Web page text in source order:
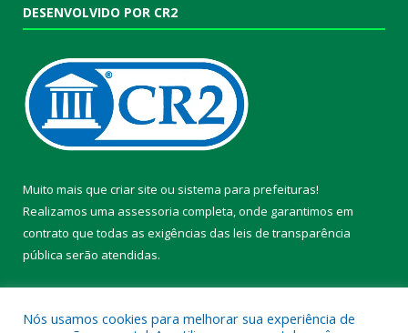
DESENVOLVIDO POR CR2
Muito mais que criar site ou sistema para prefeituras!
Realizamos uma assessoria completa, onde garantimos em
contrato que todas as exigências das leis de transparência
pública serão atendidas.
Nós usamos cookies para melhorar sua experiência de